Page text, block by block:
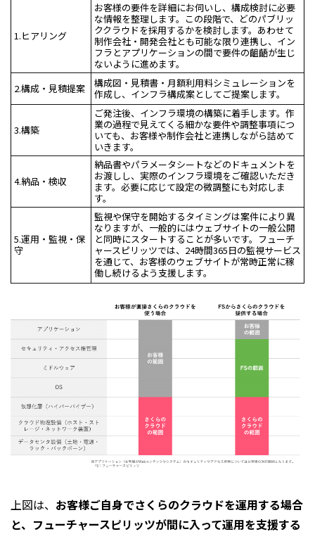
1.ヒアリング
お客様の要件を詳細にお伺いし、構成検討に必要
な情報を整理します。この段階で、どのパブリッ
ククラウドを採用するかを検討します。あわせて
制作会社・開発会社とも可能な限り連携し、イン
フラとアプリケーションの間で要件の齟齬が生じ
ないように進めます。
2.構成・見積提案
構成図・見積書・月額利用料シミュレーションを
作成し、インフラ構成案としてご提案します。
3.構築
ご発注後、インフラ環境の構築に着手します。作
業の過程で見えてくる細かな要件や調整事項につ
いても、お客様や制作会社と連携しながら詰めて
いきます。
4.納品・検収
納品書やパラメータシートなどのドキュメントを
お渡しし、実際のインフラ環境をご確認いただき
ます。必要に応じて設定の微調整にも対応しま
す。
5.運用・監視・保
守
監視や保守を開始するタイミングは案件により異
なりますが、一般的にはウェブサイトの一般公開
と同時にスタートすることが多いです。フューチ
ャースピリッツでは、24時間365日の監視サービス
を通じて、お客様のウェブサイトが常時正常に稼
働し続けるよう支援します。
上図は、 お客様ご自身でさくらのクラウドを運用する場合
と、フューチャースピリッツが間に入って運用を支援する